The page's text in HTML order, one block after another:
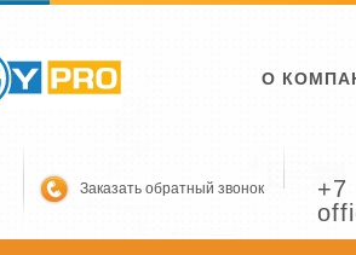
О
Заказать обратный звонок
+7